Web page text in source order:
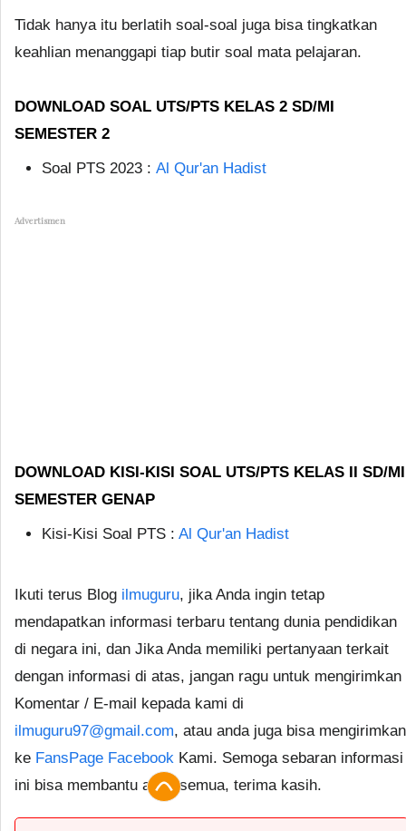
Tidak hanya itu berlatih soal-soal juga bisa tingkatkan
keahlian menanggapi tiap butir soal mata pelajaran.
DOWNLOAD SOAL UTS/PTS KELAS 2 SD/MI
SEMESTER 2
Soal PTS 2023 : Al Qur'an Hadist
Advertismen
DOWNLOAD KISI-KISI SOAL UTS/PTS KELAS II SD/MI
SEMESTER GENAP
Kisi-Kisi Soal PTS : Al Qur'an Hadist
Ikuti terus Blog ilmuguru, jika Anda ingin tetap
mendapatkan informasi terbaru tentang dunia pendidikan
di negara ini, dan Jika Anda memiliki pertanyaan terkait
dengan informasi di atas, jangan ragu untuk mengirimkan
Komentar / E-mail kepada kami di
ilmuguru97@gmail.com, atau anda juga bisa mengirimkan
ke FansPage Facebook Kami. Semoga sebaran informasi
ini bisa membantu anda semua, terima kasih.